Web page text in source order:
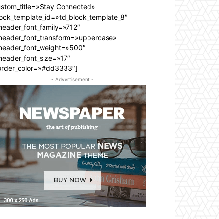
Connected»
- Advertisement -